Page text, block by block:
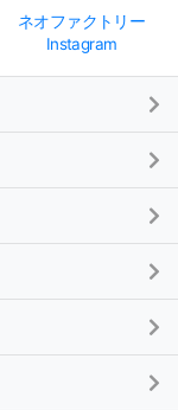
ネオファクトリー
Instagram